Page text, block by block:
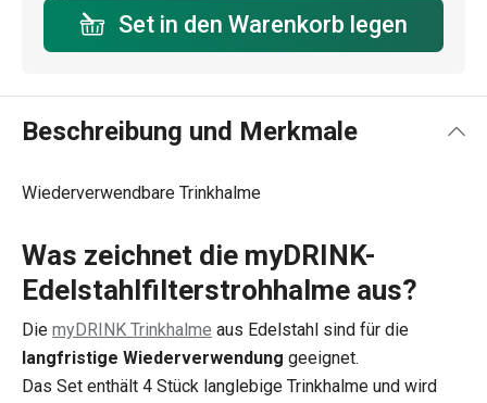
Set in den Warenkorb legen
Beschreibung und Merkmale
Wiederverwendbare Trinkhalme
Was zeichnet die myDRINK-
Edelstahlfilterstrohhalme aus?
Die myDRINK Trinkhalme aus Edelstahl sind für die
langfristige Wiederverwendung geeignet.
Das Set enthält 4 Stück langlebige Trinkhalme und wird